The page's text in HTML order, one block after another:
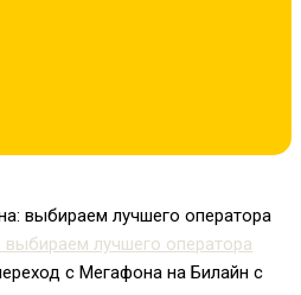
лучшего оператора